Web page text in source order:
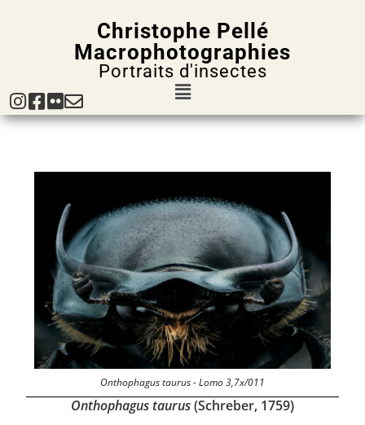
Christophe Pellé
Macrophotographies
Portraits d'insectes
Onthophagus taurus - Lomo 3,7x/011
Onthophagus taurus(Schreber, 1759)